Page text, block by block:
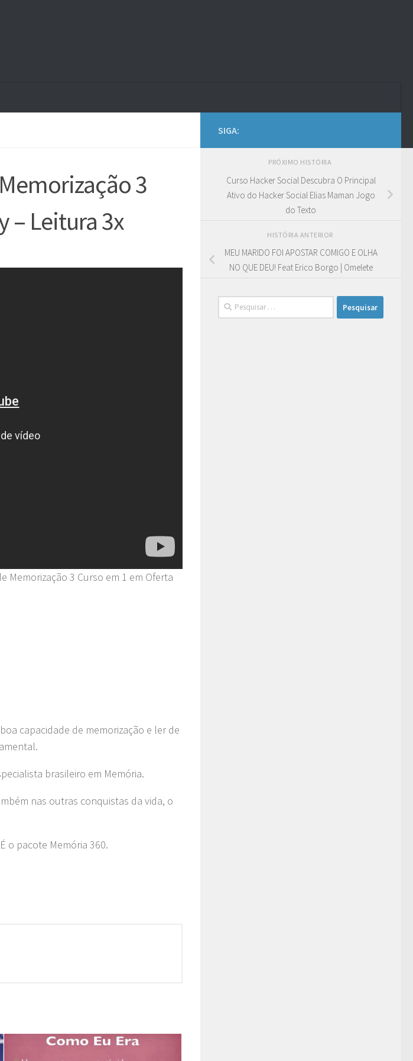
3
– Leitura 3x
3 Curso em 1 em Oferta
capacidade de memorização e ler de
brasileiro em Memória.
nas outras conquistas da vida, o
o pacote Memória 360.
SIGA:
PRÓXIMO HISTÓRIA
Curso Hacker Social Descubra O Principal
Ativo do Hacker Social Elias Maman Jogo
do Texto
HISTÓRIA ANTERIOR
MEU MARIDO FOI APOSTAR COMIGO E OLHA
NO QUE DEU! Feat Erico Borgo | Omelete
Pesquisar
por: